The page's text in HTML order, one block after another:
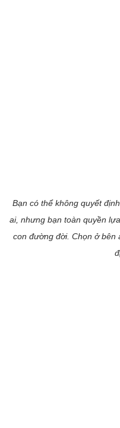
Bạn có thể không quyết
ai, nhưng bạn toàn quyền
con đường đời. Chọn ở bên